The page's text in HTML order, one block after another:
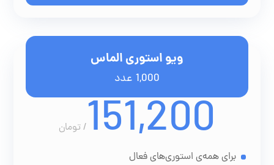
ویو استوری الماس
1,000 عدد
151,200
/ تومان
برای همه‌ی استوری‌های فعال